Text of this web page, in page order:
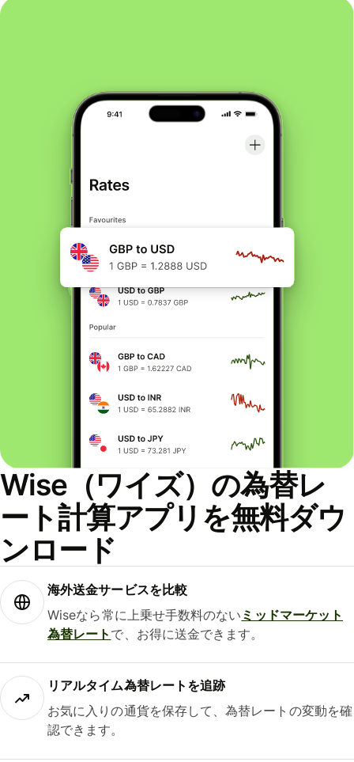
Wise（ワイズ）の為替レ
ート計算アプリを無料ダウ
ンロード
海外送金サービスを比較
Wiseなら常に上乗せ手数料のない ミッドマーケット
為替レート で、お得に送金できます。
リアルタイム為替レートを追跡
お気に入りの通貨を保存して、為替レートの変動を確
認できます。